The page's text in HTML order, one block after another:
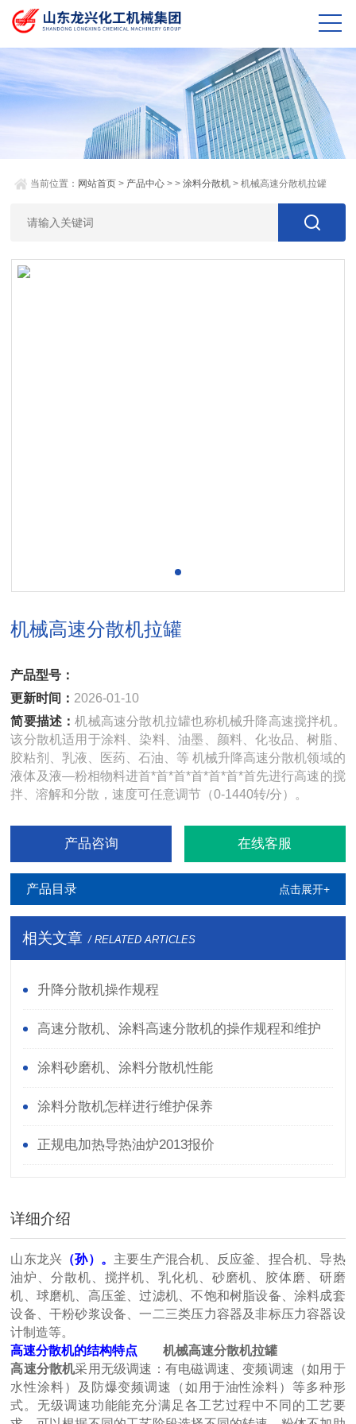
当前位置： 网站首页 > 产品中心 > >涂料分散机 > 机械高速分散机拉罐
机械高速分散机拉罐
产品型号：
更新时间： 2026-01-10
简要描述：机械高速分散机拉罐也称机械升降高速搅拌机。
该分散机适用于涂料、染料、油墨、颜料、化妆品、树脂、
胶粘剂、乳液、医药、石油、等 机械升降高速分散机领域的
液体及液—粉相物料进首*首*首*首*首*首*首先进行高速的搅
拌、溶解和分散，速度可任意调节（0-1440转/分）。
产品咨询 在线客服
产品目录 点击展开+
相关文章 / RELATED ARTICLES
升降分散机操作规程
高速分散机、涂料高速分散机的操作规程和维护
保养涂料砂磨机、涂料分散机性能
涂料分散机怎样进行维护保养
正规电加热导热油炉2013报价
详细介绍
山东龙兴 （孙）。 主要生产混合机、反应釜、捏合机、导热
油炉、分散机、搅拌机、乳化机、砂磨机、胶体磨、研磨
机、球磨机、高压釜、过滤机、不饱和树脂设备、涂料成套
设备、干粉砂浆设备、一二三类压力容器及非标压力容器设
计制造等。
高速分散机的结构特点
机械高速分散机拉罐
高速分散机采用无级调速：有电磁调速、变频调速（如用于
水性涂料）及防爆变频调速（如用于油性涂料）等多种形
式。无级调速功能能充分满足各工艺过程中不同的工艺要